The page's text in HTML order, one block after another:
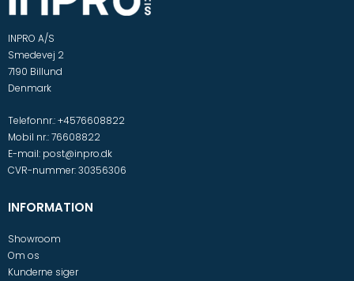
INPRO A/S
Smedevej 2
7190 Billund
Denmark
Telefonnr.:+4576608822
Mobil nr.:76608822
E-mail: post@inpro.dk
CVR-nummer:30356306
INFORMATION
Showroom
Om os
Kunderne siger